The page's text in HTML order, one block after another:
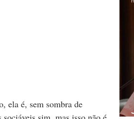
ela é, sem sombra de